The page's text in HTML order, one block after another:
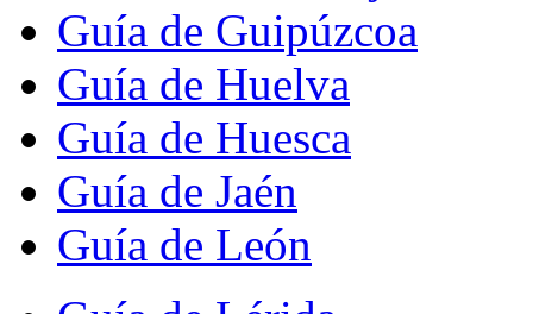
Guía de Guipúzcoa
Guía de Huelva
Guía de Huesca
Guía de Jaén
Guía de León